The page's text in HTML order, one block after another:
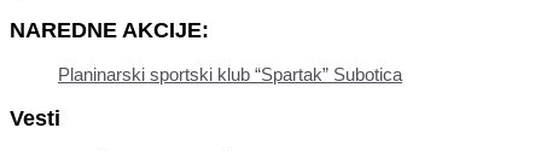
NAREDNE AKCIJE:
Planinarski sportski klub “Spartak” Subotica
Vesti